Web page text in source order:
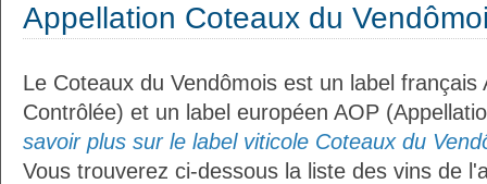
Appellation Coteaux du
Le Coteaux du Vendômois est un label français
Contrôlée) et un label européen AOP
savoir plus sur le label viticole Coteaux du
Vous trouverez ci-dessous la liste des vins de